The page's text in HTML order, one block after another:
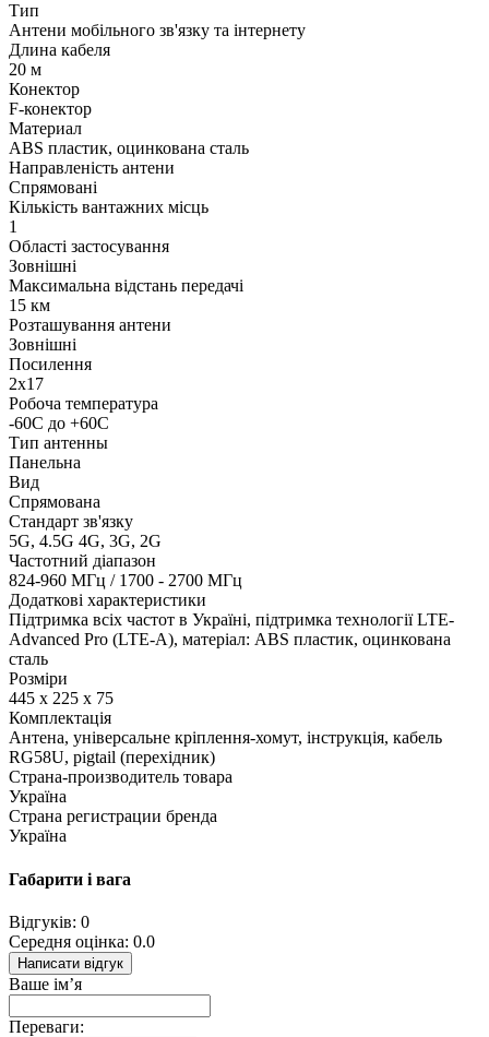
Тип
Антени мобільного зв'язку та інтернету
Длина кабеля
20 м
Конектор
F-конектор
Материал
ABS пластик, оцинкована сталь
Направленість антени
Спрямовані
Кількість вантажних місць
1
Області застосування
Зовнішні
Максимальна відстань передачі
15 км
Розташування антени
Зовнішні
Посилення
2х17
Робоча температура
-60С до +60С
Тип антенны
Панельна
Вид
Спрямована
Стандарт зв'язку
5G, 4.5G 4G, 3G, 2G
Частотний діапазон
824-960 МГц / 1700 - 2700 МГц
Додаткові характеристики
Підтримка всіх частот в Україні, підтримка технології LTE-
Advanced Pro (LTE-A), матеріал: ABS пластик, оцинкована
сталь
Розміри
445 х 225 х 75
Комплектація
Антена, універсальне кріплення-хомут, інструкція, кабель
RG58U, pigtail (перехідник)
Страна-производитель товара
Україна
Страна регистрации бренда
Україна
Габарити і вага
Відгуків: 0
Середня оцінка: 0.0
Написати відгук
Ваше ім’я
Переваги: